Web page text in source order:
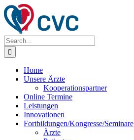
Zum
Inhalt
springen
Search
for:
Home
Unsere Ärzte
Kooperationspartner
Online Termine
Leistungen
Innovationen
Fortbildungen/Kongresse/Seminare
Ärzte